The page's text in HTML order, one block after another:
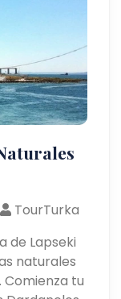
TourTurka
de Lapseki
naturales
Comienza tu